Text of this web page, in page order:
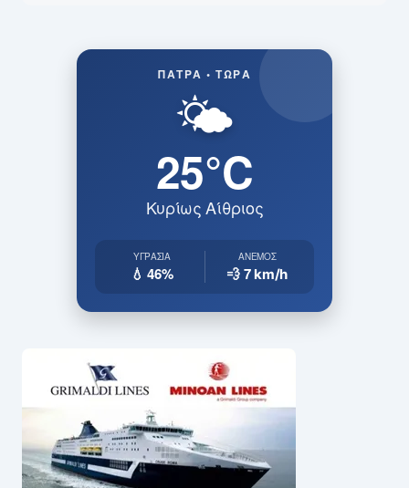
ΠΆΤΡΑ • ΤΏΡΑ
🌤️
25°C
Κυρίως Αίθριος
ΥΓΡΑΣΊΑ
💧 46%
ΆΝΕΜΟΣ
💨 7km/h